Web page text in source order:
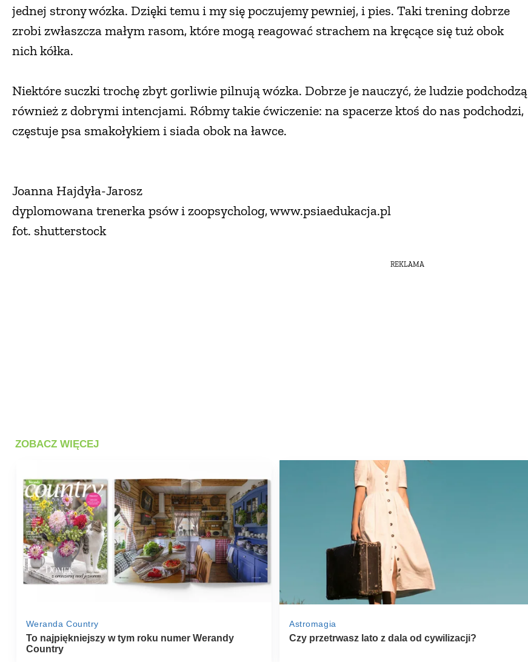
jednej strony wózka. Dzięki temu i my się poczujemy pewniej, i pies. Taki trening dobrze
zrobi zwłaszcza małym rasom, które mogą reagować strachem na kręcące się tuż obok
nich kółka.
Niektóre suczki trochę zbyt gorliwie pilnują wózka. Dobrze je nauczyć, że ludzie podchodzą
również z dobrymi intencjami. Róbmy takie ćwiczenie: na spacerze ktoś do nas podchodzi,
częstuje psa smakołykiem i siada obok na ławce.
Joanna Hajdyła-Jarosz
dyplomowana trenerka psów i zoopsycholog, www.psiaedukacja.pl
fot. shutterstock
REKLAMA